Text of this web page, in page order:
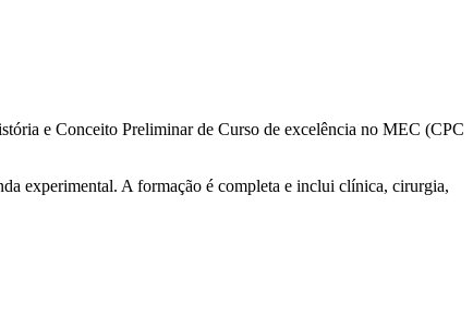
e Conceito Preliminar de Curso de excelência no MEC (CPC
experimental. A formação é completa e inclui clínica, cirurgia,